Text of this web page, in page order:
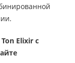
Elixir с